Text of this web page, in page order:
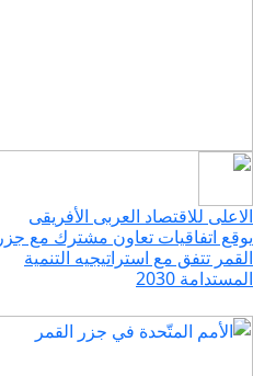
الاعلى للاقتصاد العربى الأفريقى
يوقع اتفاقيات تعاون مشترك مع جزر
القمر تتفق مع استراتيجيه التنمية
المستدامة 2030